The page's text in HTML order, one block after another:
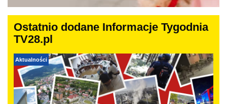
Ostatnio dodane Informacje Tygodnia
TV28.pl
Aktualności